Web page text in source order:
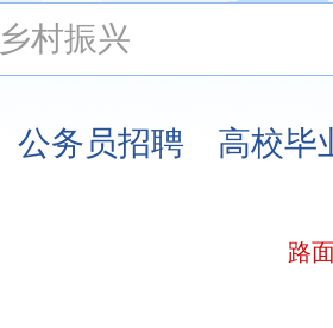
公务员招聘 高校毕
路